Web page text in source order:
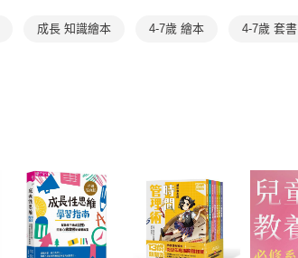
熱門活動 SEL童書與繪本｜認識、調節情緒
成長 知識繪本 4-7歲 繪本 4-7歲 套書